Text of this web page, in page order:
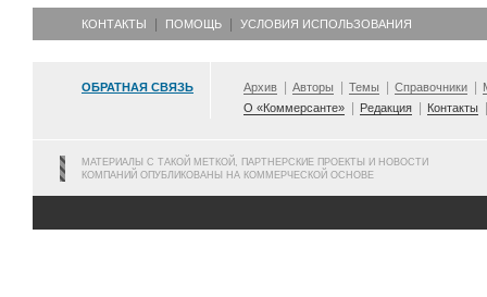
КОНТАКТЫ ПОМОЩЬ УСЛОВИЯ ИСПОЛЬЗОВАНИЯ
ОБРАТНАЯ СВЯЗЬ Архив Авторы Темы Справочники
О «Коммерсанте»
Редакция Контакты
МАТЕРИАЛЫ С ТАКОЙ МЕТКОЙ, ПАРТНЕРСКИЕ ПРОЕКТЫ И НОВОСТИ
КОМПАНИЙ ОПУБЛИКОВАНЫ НА КОММЕРЧЕСКОЙ ОСНОВЕ